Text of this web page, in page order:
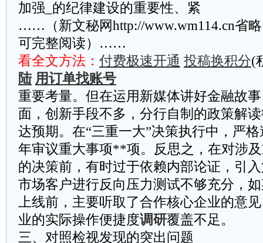
加强_的纪律建设的重要性、紧
……（新文秘网http://www.wm114.cn省
可完整阅读）……
看全文方法： 付费极速开通 投稿换积分(
陆 用订单找账号
重要考量。但在运用新媒体讲好金融故
面，创新手段不多，分行自制的政策解
达预期。在“三重一大”决策执行中，严
年审议重大事项**项。反思之，在对涉
的决策前，有时过于依赖内部论证，引
市场客户进行反向压力测试不够充分，
上线前，主要听取了合作核心企业的意
业的实际操作便捷度调研覆盖不足。
三、对照检视发现的突出问题